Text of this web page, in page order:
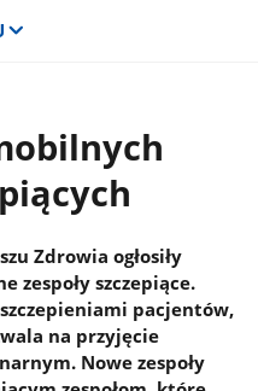
Zdrowia ogłosiły
zespoły szczepiące.
pacjentów,
na przyjęcie
Nowe zespoły